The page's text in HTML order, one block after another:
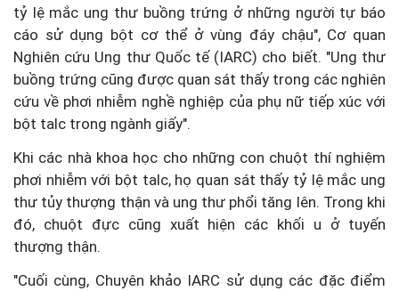
tỷ lệ mắc ung thư buồng trứng ở những người tự báo
cáo sử dụng bột cơ thể ở vùng đáy chậu", Cơ quan
Nghiên cứu Ung thư Quốc tế (IARC) cho biết. "Ung thư
buồng trứng cũng được quan sát thấy trong các nghiên
cứu về phơi nhiễm nghề nghiệp của phụ nữ tiếp xúc với
bột talc trong ngành giấy".
Khi các nhà khoa học cho những con chuột thí nghiệm
phơi nhiễm với bột talc, họ quan sát thấy tỷ lệ mắc ung
thư tủy thượng thận và ung thư phổi tăng lên. Trong khi
đó, chuột đực cũng xuất hiện các khối u ở tuyến
thượng thận.
"Cuối cùng, Chuyên khảo IARC sử dụng các đặc điểm